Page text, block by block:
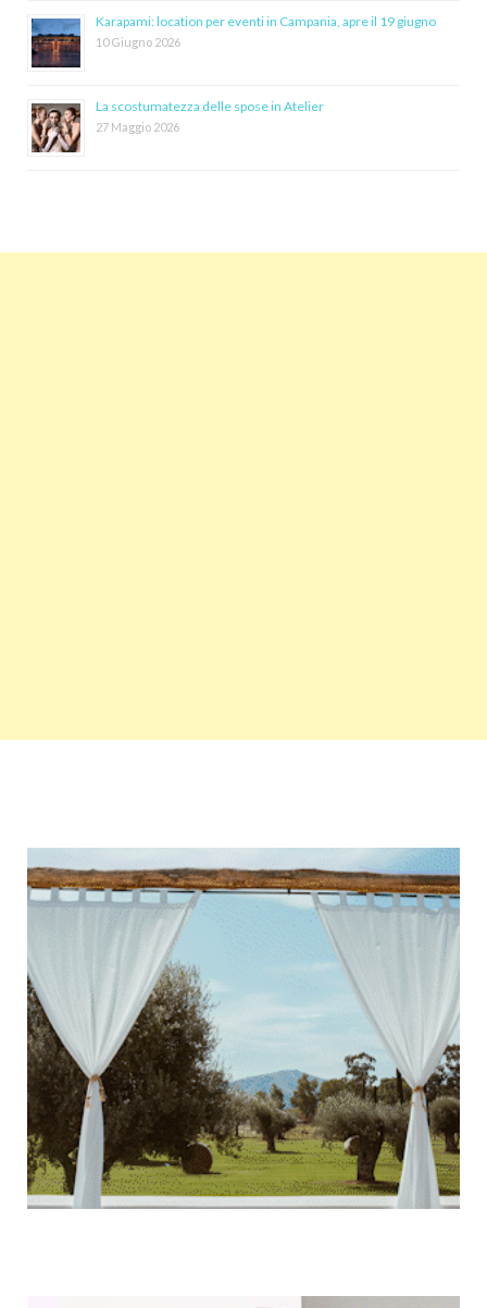
Karapami: location per eventi in Campania, apre il 19 giugno
10 Giugno 2026
La scostumatezza delle spose in Atelier
27 Maggio 2026